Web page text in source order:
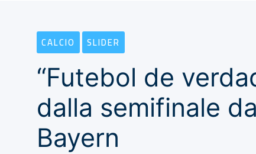
CALCIO SLIDER
“Futebol de
dalla semifinale
Bayern